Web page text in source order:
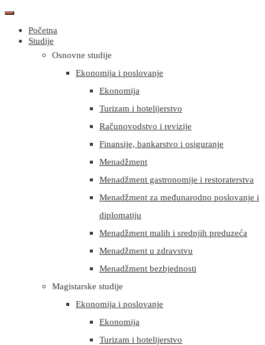
Početna
Studije
Osnovne studije
Ekonomija i poslovanje
Ekonomija
Turizam i hotelijerstvo
Računovodstvo i revizije
Finansije, bankarstvo i osiguranje
Menadžment
Menadžment gastronomije i restoraterstva
Menadžment za međunarodno poslovanje i
diplomatiju
Menadžment malih i srednjih preduzeća
Menadžment u zdravstvu
Menadžment bezbjednosti
Magistarske studije
Ekonomija i poslovanje
Ekonomija
Turizam i hotelijerstvo